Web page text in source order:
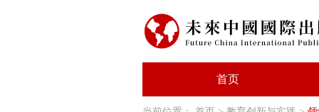
首页